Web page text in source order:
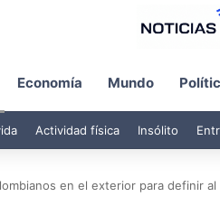
Economía Mundo
Actividad física Insólito
en el exterior para definir